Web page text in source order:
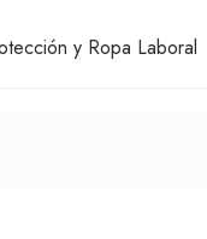
y Ropa Laboral